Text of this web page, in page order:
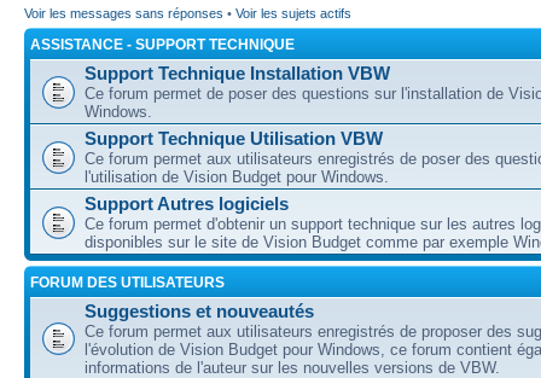
Voir les messages sans réponses • Voir les sujets actifs
ASSISTANCE - SUPPORT TECHNIQUE
Support Technique Installation VBW
Ce forum permet de poser des questions sur l'installation de
Windows.
Support Technique Utilisation VBW
Ce forum permet aux utilisateurs enregistrés de poser des
l'utilisation de Vision Budget pour Windows.
Support Autres logiciels
Ce forum permet d'obtenir un support technique sur les autres
disponibles sur le site de Vision Budget comme par exemple
FORUM DES UTILISATEURS
Suggestions et nouveautés
Ce forum permet aux utilisateurs enregistrés de proposer des
l'évolution de Vision Budget pour Windows, ce forum contient
informations de l'auteur sur les nouvelles versions de VBW.